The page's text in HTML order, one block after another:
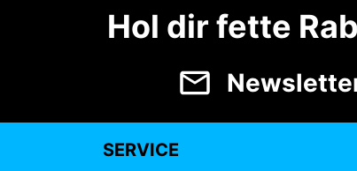
Hol dir fette
SERVICE